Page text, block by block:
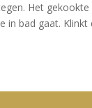
Het
in bad gaat.